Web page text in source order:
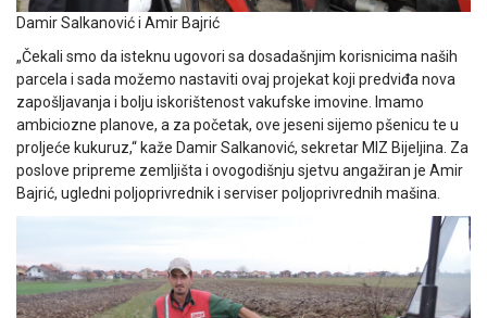
Damir Salkanović i Amir Bajrić
„Čekali smo da isteknu ugovori sa dosadašnjim korisnicima naših
parcela i sada možemo nastaviti ovaj projekat koji predviđa nova
zapošljavanja i bolju iskorištenost vakufske imovine. Imamo
ambiciozne planove, a za početak, ove jeseni sijemo pšenicu te u
proljeće kukuruz,“ kaže Damir Salkanović, sekretar MIZ Bijeljina. Za
poslove pripreme zemljišta i ovogodišnju sjetvu angažiran je Amir
Bajrić, ugledni poljoprivrednik i serviser poljoprivrednih mašina.